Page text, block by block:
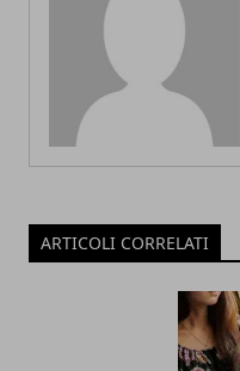
ARTICOLI CORRELATI